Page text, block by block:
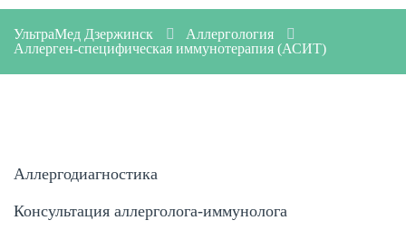
УльтраМед Дзержинск
Аллергология
Аллерген-специфическая иммунотерапия (АСИТ)
Аллергодиагностика
Консультация аллерголога-иммунолога